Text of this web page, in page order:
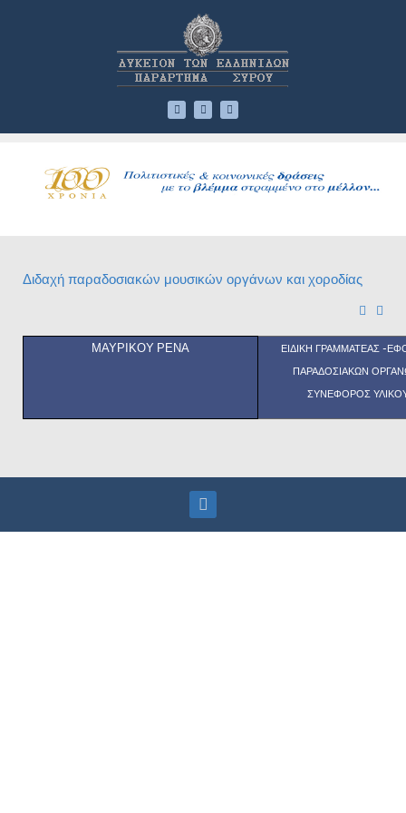
Διδαχή παραδοσιακών μουσικών οργάνων και χοροδίας
ΜΑΥΡΙΚΟΥ ΡΕΝΑ
ΕΙΔΙΚΗ ΓΡΑΜΜΑΤΕΑΣ -
ΠΑΡΑΔΟΣΙΑΚΩΝ
ΣΥΝΕΦΟΡΟΣ